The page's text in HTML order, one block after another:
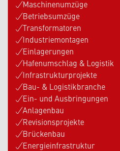
Maschinenumzüge
Betriebsumzüge
Transformatoren
Industriemontagen
Einlagerungen
Hafenumschlag & Logistik
Infrastrukturprojekte
Bau- & Logistikbranche
Ein- und Ausbringungen
Anlagenbau
Revisionsprojekte
Brückenbau
Energieinfrastruktur